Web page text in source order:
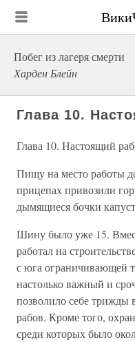
Побег из лагеря смерти
Харден Блейн
Глава 10.
Глава 10. Настоящий
Пищу на место работы
прицепах привозили
дымящиеся бочки
Шину было уже 15.
работал на
с юга ограничивающей
настолько важный и
позволило себе трижды
рабов. Кроме того,
среди которых было